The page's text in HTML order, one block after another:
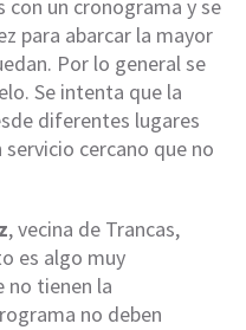
un cronograma y se
para abarcar la mayor
Por lo general se
Se intenta que la
diferentes lugares
cercano que no
, vecina de Trancas,
es algo muy
no tienen la
no deben